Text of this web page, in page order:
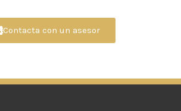
Contacta con un asesor